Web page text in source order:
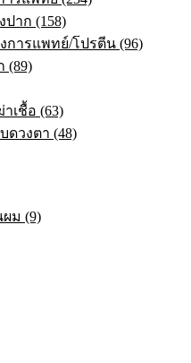
าก (158)
การแพทย์/โปรตีน (96)
(89)
เชื้อ (63)
ดวงตา (48)
ม (9)